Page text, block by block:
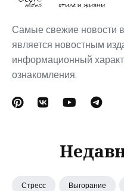
Самые свежие новости
является новостным
информационный
ознакомления.
Стресс Выгорание